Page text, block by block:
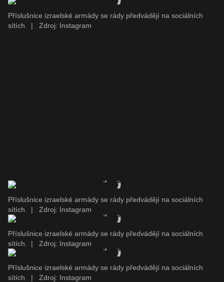
Příslušnice izraelské armády se rády předvádějí na sociálních
sítích.
| Zdroj: Instagram
Příslušnice izraelské armády se rády předvádějí na sociálních
sítích.
| Zdroj: Instagram
Příslušnice izraelské armády se rády předvádějí na sociálních
sítích.
| Zdroj: Instagram
Příslušnice izraelské armády se rády předvádějí na sociálních
sítích.
| Zdroj: Instagram